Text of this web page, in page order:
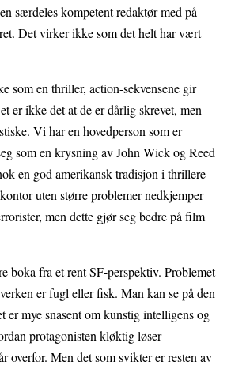
særdeles kompetent redaktør med på
Det virker ikke som det helt har vært
som en thriller, action-sekvensene gir
er ikke det at de er dårlig skrevet, men
Vi har en hovedperson som er
som en krysning av John Wick og Reed
en god amerikansk tradisjon i thrillere
uten større problemer nedkjemper
men dette gjør seg bedre på film
boka fra et rent SF-perspektiv. Problemet
er fugl eller fisk. Man kan se på den
er mye snasent om kunstig intelligens og
protagonisten kløktig løser
overfor. Men det som svikter er resten av